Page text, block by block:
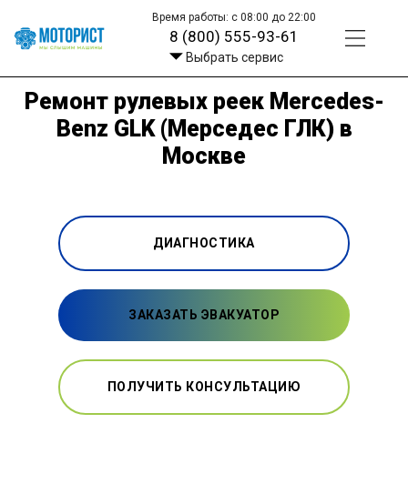
Время работы: с 08:00 до 22:00
8 (800) 555-93-61
Выбрать сервис
Ремонт рулевых реек Mercedes-
Benz GLK (Мерседес ГЛК) в
Москве
ДИАГНОСТИКА
ЗАКАЗАТЬ ЭВАКУАТОР
ПОЛУЧИТЬ КОНСУЛЬТАЦИЮ